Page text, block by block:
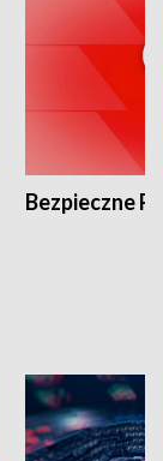
Bezpieczne